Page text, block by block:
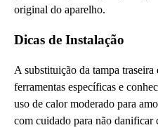
original do aparelho.
Dicas de Instalação
A substituição da tampa
ferramentas específicas e
uso de calor moderado para
com cuidado para não danificar